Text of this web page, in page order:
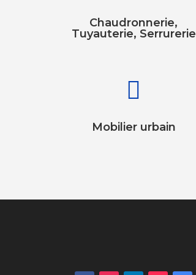
Chaudronnerie,
Tuyauterie, Serrurerie

Mobilier urbain